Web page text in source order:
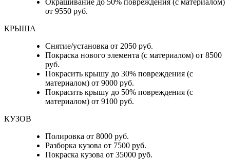
Окрашивание до 50% повреждения (с материалом)
от 9550 руб.
КРЫША
Снятие/установка от 2050 руб.
Покраска нового элемента (с материалом) от 8500
руб.
Покрасить крышу до 30% повреждения (с
материалом) от 9000 руб.
Покрасить крышу до 50% повреждения (с
материалом) от 9100 руб.
КУЗОВ
Полировка от 8000 руб.
Разборка кузова от 7500 руб.
Покраска кузова от 35000 руб.